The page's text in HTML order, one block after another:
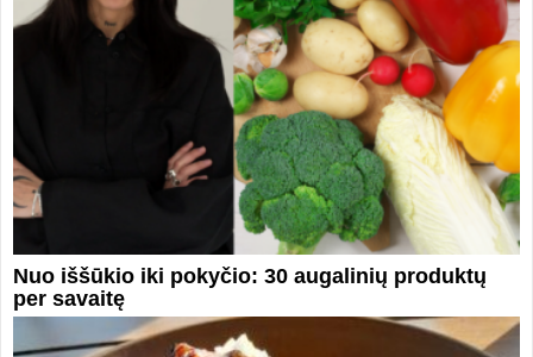
Nuo iššūkio iki pokyčio: 30 augalinių produktų
per savaitę